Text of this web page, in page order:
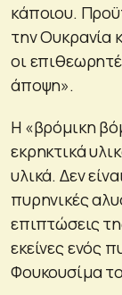
κάποιου.
την Ουκρανία
οι
άποψη».
Η «βρόμικη
εκρηκτικά
υλικά. Δεν
πυρηνικές
επιπτώσεις
εκείνες ενός
Φουκουσίμα